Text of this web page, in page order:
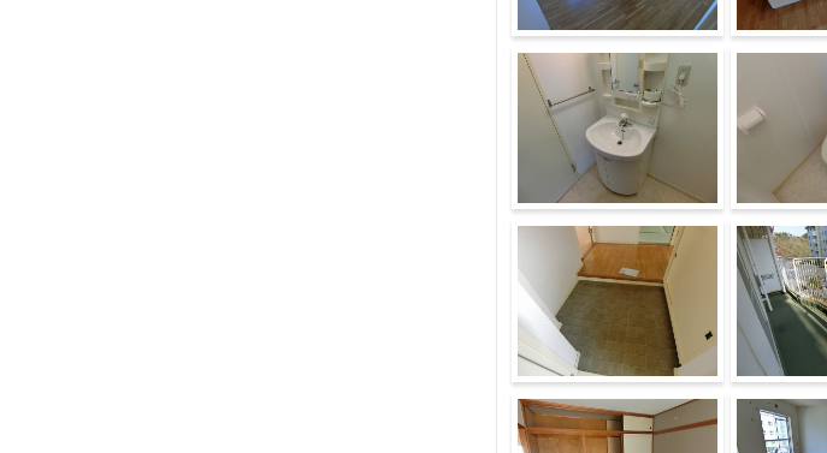
その他部屋・スペース キッチン
洗面所 トイレ
玄関 バルコニー